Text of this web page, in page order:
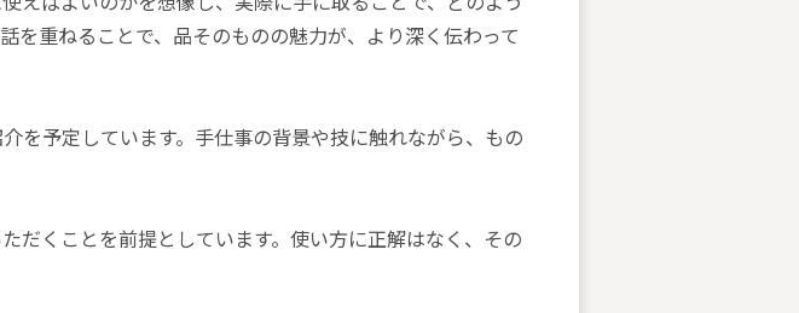
を重ねることで、品そのものの魅力が、より深く伝わって
を予定しています。手仕事の背景や技に触れながら、もの
だくことを前提としています。使い方に正解はなく、その